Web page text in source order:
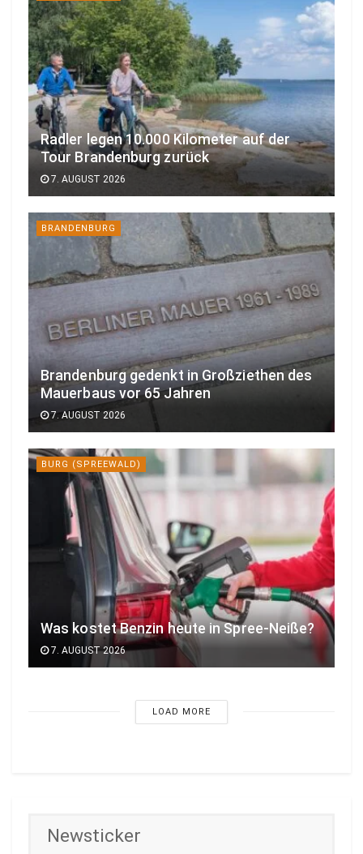
Radler legen 10.000 Kilometer auf der
Tour Brandenburg zurück
7. AUGUST 2026
BRANDENBURG
Brandenburg gedenkt in Großziethen des
Mauerbaus vor 65 Jahren
7. AUGUST 2026
BURG (SPREEWALD)
Was kostet Benzin heute in Spree-Neiße?
7. AUGUST 2026
LOAD MORE
Newsticker